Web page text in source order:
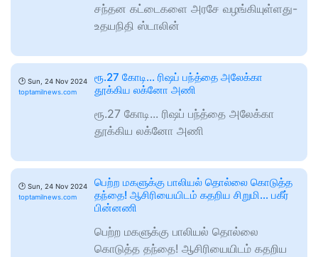
சந்தன கட்டைகளை அரசே வழங்கியுள்ளது-
உதயநிதி ஸ்டாலின்
🕑 Sun, 24 Nov 2024
toptamilnews.com
ரூ.27 கோடி... ரிஷப் பந்த்தை அலேக்கா
தூக்கிய லக்னோ அணி
ரூ.27 கோடி... ரிஷப் பந்த்தை அலேக்கா
தூக்கிய லக்னோ அணி
🕑 Sun, 24 Nov 2024
toptamilnews.com
பெற்ற மகளுக்கு பாலியல் தொல்லை கொடுத்த
தந்தை! ஆசிரியையிடம் கதறிய சிறுமி... பகீர்
பின்னணி
பெற்ற மகளுக்கு பாலியல் தொல்லை
கொடுத்த தந்தை! ஆசிரியையிடம் கதறிய